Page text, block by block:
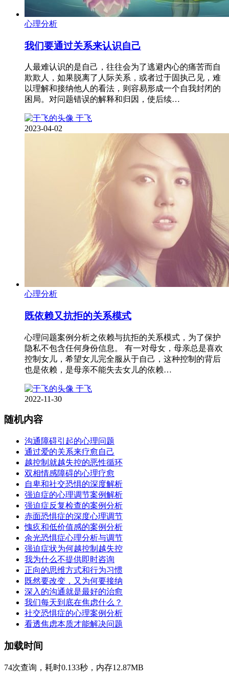
心理分析
我们要通过关系来认识自己
人最难认识的是自己，往往会为了逃避内心的痛苦而自
欺欺人，如果脱离了人际关系，或者过于固执己见，难
以理解和接纳他人的看法，则容易形成一个自我封闭的
困局。对问题错误的解释和归因，使后续…
于飞
2023-04-02
心理分析
既依赖又抗拒的关系模式
心理问题案例分析之依赖与抗拒的关系模式，为了保护
隐私不包含任何身份信息。 有一对母女，母亲总是喜欢
控制女儿，希望女儿完全服从于自己，这种控制的背后
也是依赖，是母亲不能失去女儿的依赖…
于飞
2022-11-30
随机内容
沟通障碍引起的心理问题
通过爱的关系来疗愈自己
越控制就越失控的恶性循环
双相情感障碍的心理疗愈
自卑和社交恐惧的深度解析
强迫症的心理调节案例解析
强迫症反复检查的案例分析
赤面恐惧症的深度心理调节
愧疚和低价值感的案例分析
余光恐惧症心理分析与调节
强迫症状为何越控制越失控
我为什么不提供即时咨询
正向的思维方式和行为习惯
既然要改变，又为何要接纳
深入的沟通就是最好的治愈
我们每天到底在焦虑什么？
社交恐惧症的心理案例分析
看透焦虑本质才能解决问题
加载时间
74次查询，耗时0.133秒，内存12.87MB